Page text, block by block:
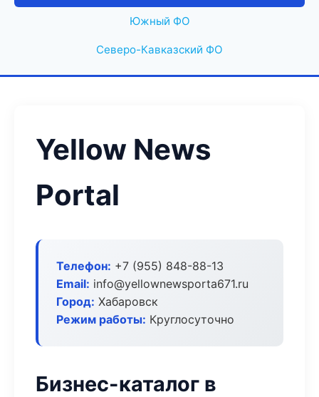
Южный ФО
Северо-Кавказский ФО
Yellow News
Portal
Телефон: +7 (955) 848-88-13
Email: info@yellownewsporta671.ru
Город: Хабаровск
Режим работы: Круглосуточно
Бизнес-каталог в